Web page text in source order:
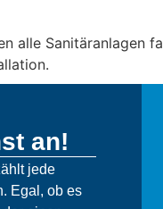
alle Sanitäranlagen
an!
jede
Egal, ob es